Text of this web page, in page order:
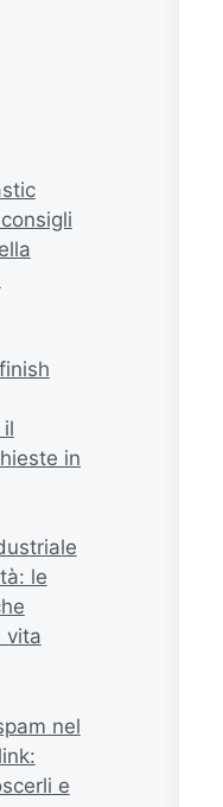
in
le
vita
nel
e